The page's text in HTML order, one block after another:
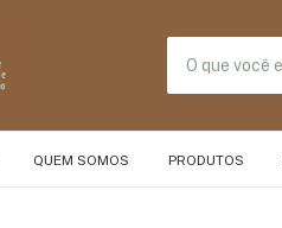
QUEM SOMOS PRODUTOS